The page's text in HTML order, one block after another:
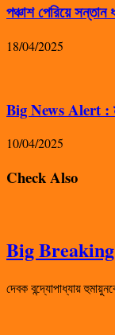
পঞ্চাশ পেরিয়ে
18/04/2025
Big News Alert :
10/04/2025
Check Also
Big Breaking:
দেবক বন্দ্যোপাধ্যায়